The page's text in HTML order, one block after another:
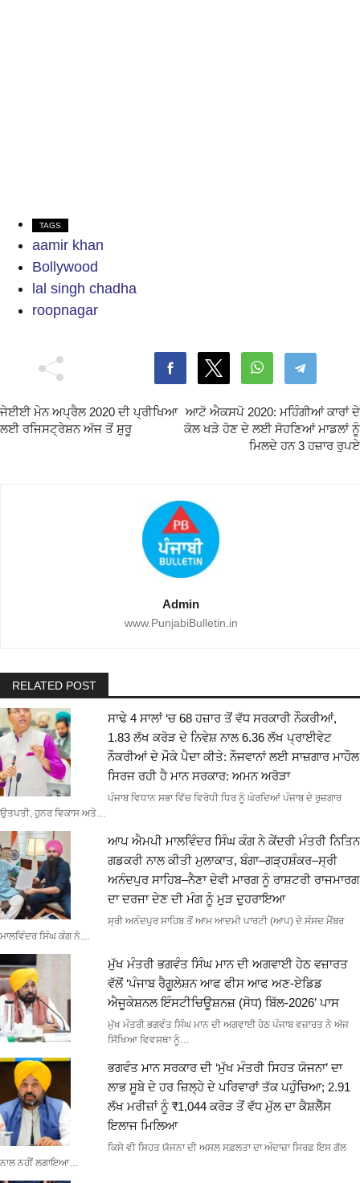
TAGS
aamir khan
Bollywood
lal singh chadha
roopnagar
ਜੇਈਈ ਮੇਨ ਅਪ੍ਰੈਲ 2020 ਦੀ ਪ੍ਰੀਖਿਆ
ਲਈ ਰਜਿਸਟ੍ਰੇਸ਼ਨ ਅੱਜ ਤੋਂ ਸ਼ੁਰੂ
ਆਟੋ ਐਕਸਪੋ 2020: ਮਹਿੰਗੀਆਂ ਕਾਰਾਂ ਦੇ
ਕੋਲ ਖੜੇ ਹੋਣ ਦੇ ਲਈ ਸੋਹਣਿਆਂ ਮਾਡਲਾਂ ਨੂੰ
ਮਿਲਦੇ ਹਨ 3 ਹਜ਼ਾਰ ਰੁਪਏ
Admin
www.PunjabiBulletin.in
RELATED POST
ਸਾਢੇ 4 ਸਾਲਾਂ ‘ਚ 68 ਹਜ਼ਾਰ ਤੋਂ ਵੱਧ ਸਰਕਾਰੀ ਨੌਕਰੀਆਂ,
1.83 ਲੱਖ ਕਰੋੜ ਦੇ ਨਿਵੇਸ਼ ਨਾਲ 6.36 ਲੱਖ ਪ੍ਰਾਈਵੇਟ
ਨੌਕਰੀਆਂ ਦੇ ਮੌਕੇ ਪੈਦਾ ਕੀਤੇ: ਨੌਜਵਾਨਾਂ ਲਈ ਸਾਜ਼ਗਾਰ ਮਾਹੌਲ
ਸਿਰਜ ਰਹੀ ਹੈ ਮਾਨ ਸਰਕਾਰ: ਅਮਨ ਅਰੋੜਾ
ਪੰਜਾਬ ਵਿਧਾਨ ਸਭਾ ਵਿੱਚ ਵਿਰੋਧੀ ਧਿਰ ਨੂੰ ਘੇਰਦਿਆਂ ਪੰਜਾਬ ਦੇ ਰੁਜ਼ਗਾਰ
ਉਤਪਤੀ, ਹੁਨਰ ਵਿਕਾਸ ਅਤੇ…
ਆਪ ਐਮਪੀ ਮਾਲਵਿੰਦਰ ਸਿੰਘ ਕੰਗ ਨੇ ਕੇਂਦਰੀ ਮੰਤਰੀ ਨਿਤਿਨ
ਗਡਕਰੀ ਨਾਲ ਕੀਤੀ ਮੁਲਾਕਾਤ, ਬੰਗਾ–ਗੜ੍ਹਸ਼ੰਕਰ–ਸ੍ਰੀ
ਅਨੰਦਪੁਰ ਸਾਹਿਬ–ਨੈਣਾ ਦੇਵੀ ਮਾਰਗ ਨੂੰ ਰਾਸ਼ਟਰੀ ਰਾਜਮਾਰਗ
ਦਾ ਦਰਜਾ ਦੇਣ ਦੀ ਮੰਗ ਨੂੰ ਮੁੜ ਦੁਹਰਾਇਆ
ਸ੍ਰੀ ਅਨੰਦਪੁਰ ਸਾਹਿਬ ਤੋਂ ਆਮ ਆਦਮੀ ਪਾਰਟੀ (ਆਪ) ਦੇ ਸੰਸਦ ਮੈਂਬਰ
ਮਾਲਵਿੰਦਰ ਸਿੰਘ ਕੰਗ ਨੇ…
ਮੁੱਖ ਮੰਤਰੀ ਭਗਵੰਤ ਸਿੰਘ ਮਾਨ ਦੀ ਅਗਵਾਈ ਹੇਠ ਵਜ਼ਾਰਤ
ਵੱਲੋਂ ‘ਪੰਜਾਬ ਰੈਗੂਲੇਸ਼ਨ ਆਫ ਫੀਸ ਆਫ ਅਣ-ਏਡਿਡ
ਐਜੂਕੇਸ਼ਨਲ ਇੰਸਟੀਚਿਊਸ਼ਨਜ਼ (ਸੋਧ) ਬਿੱਲ-2026’ ਪਾਸ
ਮੁੱਖ ਮੰਤਰੀ ਭਗਵੰਤ ਸਿੰਘ ਮਾਨ ਦੀ ਅਗਵਾਈ ਹੇਠ ਪੰਜਾਬ ਵਜ਼ਾਰਤ ਨੇ ਅੱਜ
ਸਿੱਖਿਆ ਵਿਵਸਥਾ ਨੂੰ…
ਭਗਵੰਤ ਮਾਨ ਸਰਕਾਰ ਦੀ ‘ਮੁੱਖ ਮੰਤਰੀ ਸਿਹਤ ਯੋਜਨਾ’ ਦਾ
ਲਾਭ ਸੂਬੇ ਦੇ ਹਰ ਜ਼ਿਲ੍ਹੇ ਦੇ ਪਰਿਵਾਰਾਂ ਤੱਕ ਪਹੁੰਚਿਆ; 2.91
ਲੱਖ ਮਰੀਜ਼ਾਂ ਨੂੰ ₹1,044 ਕਰੋੜ ਤੋਂ ਵੱਧ ਮੁੱਲ ਦਾ ਕੈਸ਼ਲੈੱਸ
ਇਲਾਜ ਮਿਲਿਆ
ਕਿਸੇ ਵੀ ਸਿਹਤ ਯੋਜਨਾ ਦੀ ਅਸਲ ਸਫ਼ਲਤਾ ਦਾ ਅੰਦਾਜ਼ਾ ਸਿਰਫ਼ ਇਸ ਗੱਲ
ਨਾਲ ਨਹੀਂ ਲਗਾਇਆ…